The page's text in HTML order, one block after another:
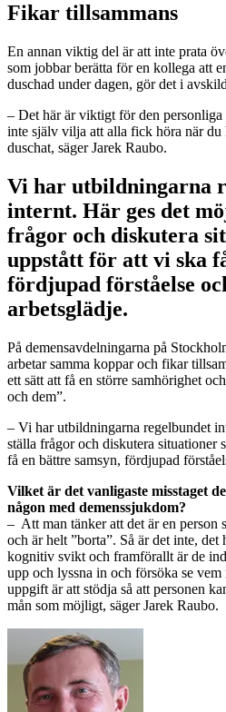
Fikar tillsammans
En annan viktig del är att inte prata
som jobbar berätta för en kollega att
duschad under dagen, gör det i
– Det här är viktigt för den
inte själv vilja att alla fick höra när du
duschat, säger Jarek Raubo.
Vi har utbildningarna
internt. Här ges det
frågor och diskutera
uppstått för att vi ska
fördjupad förståelse
arbetsglädje.
På demensavdelningarna på
arbetar samma koppar och fikar
ett sätt att få en större samhörighet
och dem”.
– Vi har utbildningarna regelbundet
ställa frågor och diskutera situationer
få en bättre samsyn, fördjupad
Vilket är det vanligaste misstaget
någon med demenssjukdom?
– Att man tänker att det är en person
och är helt ”borta”. Så är det inte, det
kognitiv svikt och framförallt är de
upp och lyssna in och försöka se
uppgift är att stödja så att personen
mån som möjligt, säger Jarek Raubo.